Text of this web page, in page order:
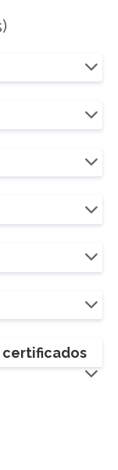
certificados